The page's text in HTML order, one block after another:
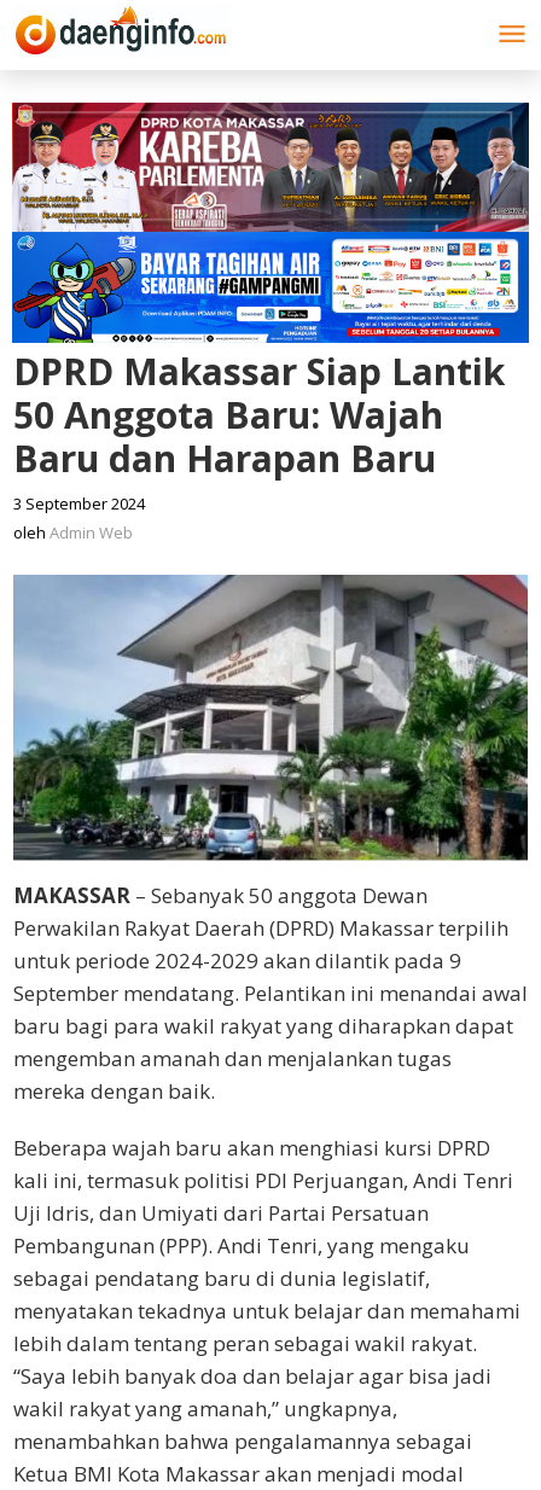
Lewati
ke
DPRD Makassar Siap Lantik
50 Anggota Baru: Wajah
Baru dan Harapan Baru
3 September 2024
oleh Admin Web
MAKASSAR – Sebanyak 50 anggota Dewan
Perwakilan Rakyat Daerah (DPRD) Makassar terpilih
untuk periode 2024-2029 akan dilantik pada 9
September mendatang. Pelantikan ini menandai awal
baru bagi para wakil rakyat yang diharapkan dapat
mengemban amanah dan menjalankan tugas
mereka dengan baik.
Beberapa wajah baru akan menghiasi kursi DPRD
kali ini, termasuk politisi PDI Perjuangan, Andi Tenri
Uji Idris, dan Umiyati dari Partai Persatuan
Pembangunan (PPP). Andi Tenri, yang mengaku
sebagai pendatang baru di dunia legislatif,
menyatakan tekadnya untuk belajar dan memahami
lebih dalam tentang peran sebagai wakil rakyat.
“Saya lebih banyak doa dan belajar agar bisa jadi
wakil rakyat yang amanah,” ungkapnya,
menambahkan bahwa pengalamannya sebagai
Ketua BMI Kota Makassar akan menjadi modal